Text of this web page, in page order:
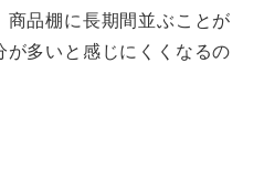
商品棚に長期間並ぶことが
が多いと感じにくくなるの